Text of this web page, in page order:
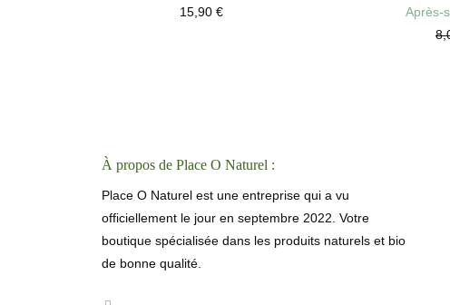
15,90 €
Après-
À propos de Place O Naturel :
Place O Naturel est une entreprise qui a vu
officiellement le jour en septembre 2022. Votre
boutique spécialisée dans les produits naturels et bio
de bonne qualité.